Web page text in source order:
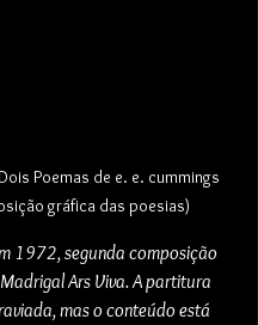
Poemas de e. e. cummings
gráfica das poesias)
1972, segunda composição
Ars Viva. A partitura
mas o conteúdo está